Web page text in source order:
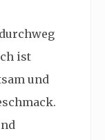
ist
und